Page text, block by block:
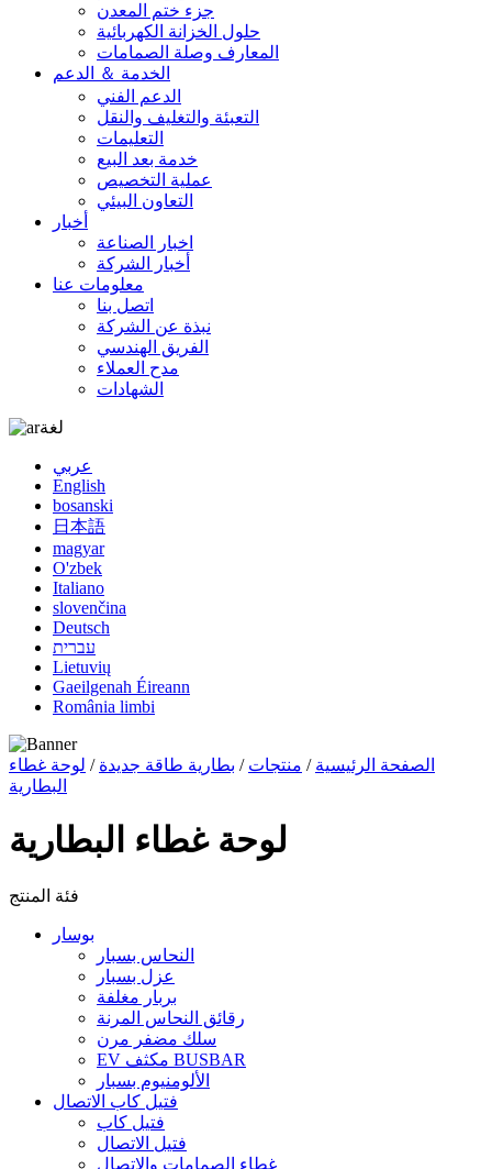
جزء ختم المعدن
حلول الخزانة الكهربائية
المعارف وصلة الصمامات
الخدمة ＆ الدعم
الدعم الفني
التعبئة والتغليف والنقل
التعليمات
خدمة بعد البيع
عملية التخصيص
التعاون البيئي
أخبار
اخبار الصناعة
أخبار الشركة
معلومات عنا
اتصل بنا
نبذة عن الشركة
الفريق الهندسي
مدح العملاء
الشهادات
لغة
عربي
English
bosanski
日本語
magyar
O'zbek
Italiano
slovenčina
Deutsch
עברית
Lietuvių
Gaeilgenah Éireann
România limbi
الصفحة الرئيسية / منتجات / بطارية طاقة جديدة / لوحة غطاء
البطارية
لوحة غطاء البطارية
فئة المنتج
بوسار
النحاس بسبار
عزل بسبار
بربار مغلفة
رقائق النحاس المرنة
سلك مضفر مرن
EV مكثف BUSBAR
الألومنيوم بسبار
فتيل كاب الاتصال
فتيل كاب
فتيل الاتصال
غطاء الصمامات والاتصال